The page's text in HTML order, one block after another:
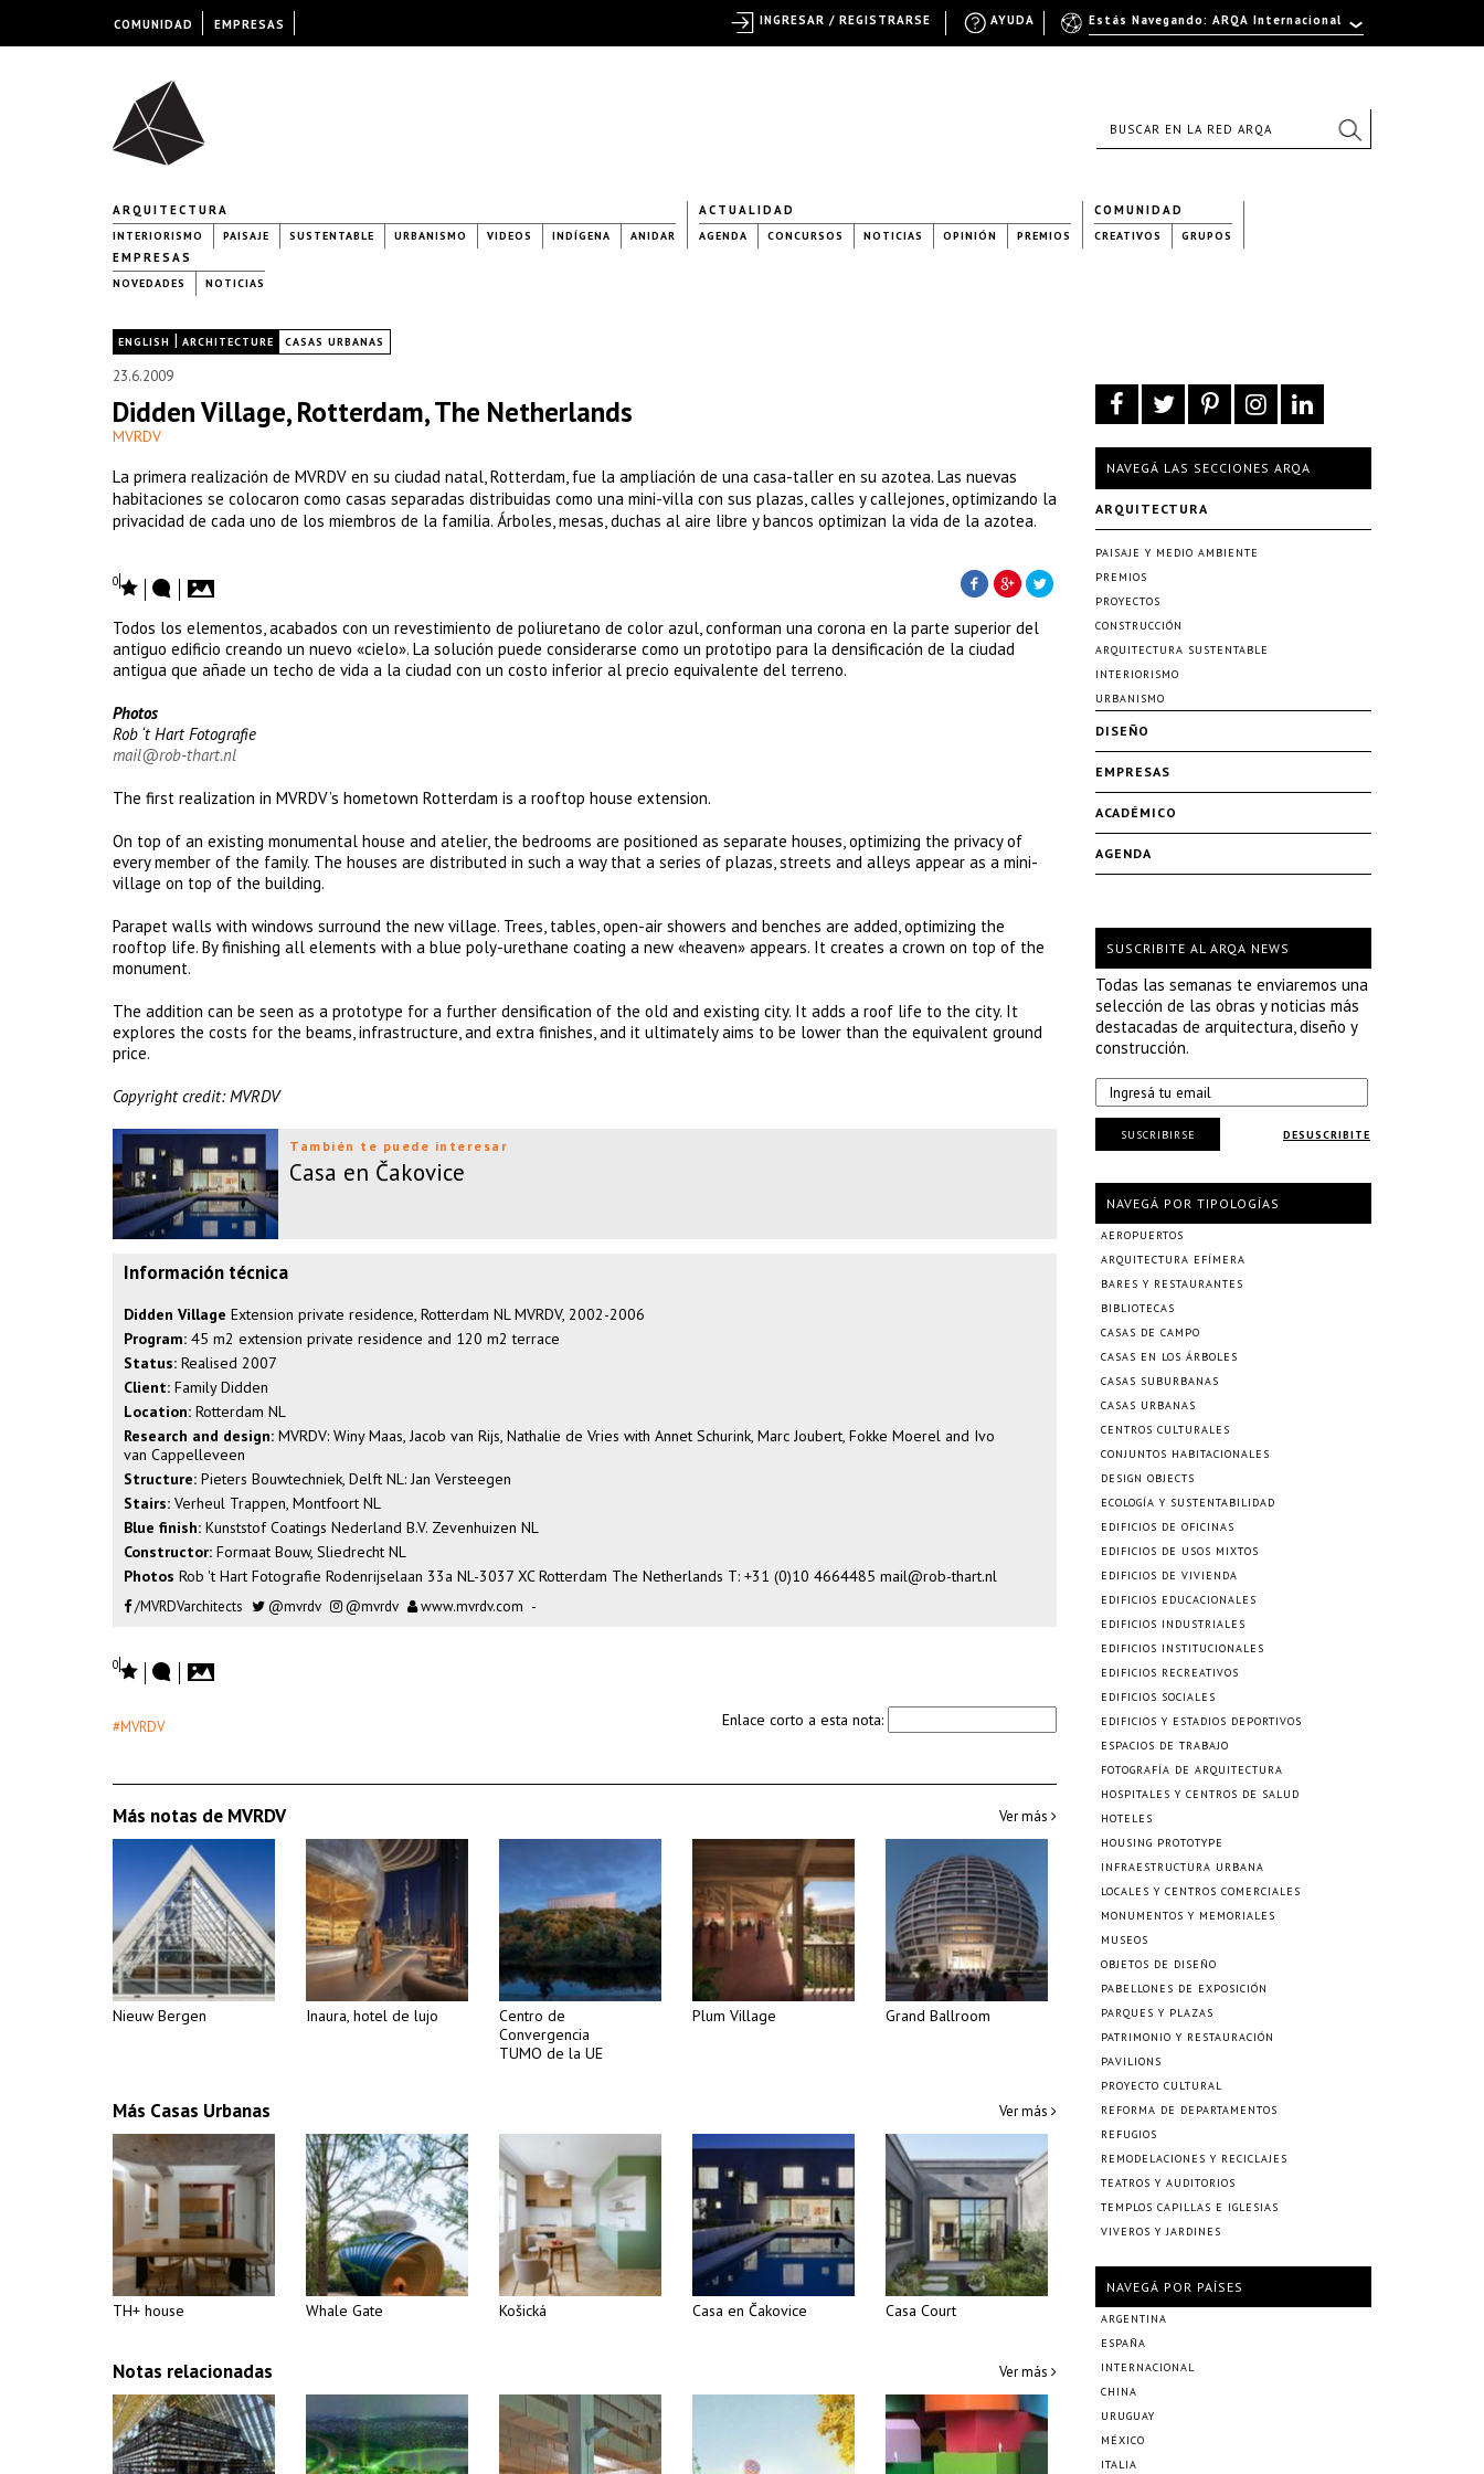
ARQUITECTURA
INTERIORISMO PAISAJE SUSTENTABLE URBANISMO VIDEOS INDÍGENA ANIDAR
ACTUALIDAD
AGENDA CONCURSOS NOTICIAS OPINIÓN PREMIOS
COMUNIDAD
CREATIVOS GRUPOS
EMPRESAS
NOVEDADES NOTICIAS
ENGLISH | ARCHITECTURE CASAS URBANAS
23.6.2009
Didden Village, Rotterdam, The Netherlands
MVRDV
La primera realización de MVRDV en su ciudad natal, Rotterdam, fue la ampliación de una casa-taller en su azotea. Las nuevas
habitaciones se colocaron como casas separadas distribuidas como una mini-villa con sus plazas, calles y callejones, optimizando la
privacidad de cada uno de los miembros de la familia. Árboles, mesas, duchas al aire libre y bancos optimizan la vida de la azotea.
0
Todos los elementos, acabados con un revestimiento de poliuretano de color azul, conforman una corona en la parte superior del
antiguo edificio creando un nuevo «cielo». La solución puede considerarse como un prototipo para la densificación de la ciudad
antigua que añade un techo de vida a la ciudad con un costo inferior al precio equivalente del terreno.
Photos
Rob ‘t Hart Fotografie
mail@rob-thart.nl
The first realization in MVRDV’s hometown Rotterdam is a rooftop house extension.
On top of an existing monumental house and atelier, the bedrooms are positioned as separate houses, optimizing the privacy of
every member of the family. The houses are distributed in such a way that a series of plazas, streets and alleys appear as a mini-
village on top of the building.
Parapet walls with windows surround the new village. Trees, tables, open-air showers and benches are added, optimizing the
rooftop life. By finishing all elements with a blue poly-urethane coating a new «heaven» appears. It creates a crown on top of the
monument.
The addition can be seen as a prototype for a further densification of the old and existing city. It adds a roof life to the city. It
explores the costs for the beams, infrastructure, and extra finishes, and it ultimately aims to be lower than the equivalent ground
price.
Copyright credit: MVRDV
También te puede interesar
Casa en Čakovice
Información técnica
Didden Village Extension private residence, Rotterdam NL MVRDV, 2002-2006
Program: 45 m2 extension private residence and 120 m2 terrace
Status: Realised 2007
Client: Family Didden
Location: Rotterdam NL
Research and design: MVRDV: Winy Maas, Jacob van Rijs, Nathalie de Vries with Annet Schurink, Marc Joubert, Fokke Moerel and Ivo
van Cappelleveen
Structure: Pieters Bouwtechniek, Delft NL: Jan Versteegen
Stairs: Verheul Trappen, Montfoort NL
Blue finish: Kunststof Coatings Nederland B.V. Zevenhuizen NL
Constructor: Formaat Bouw, Sliedrecht NL
Photos Rob 't Hart Fotografie Rodenrijselaan 33a NL-3037 XC Rotterdam The Netherlands T: +31 (0)10 4664485 mail@rob-thart.nl
/MVRDVarchitects @mvrdv @mvrdv www.mvrdv.com -
0
#MVRDV Enlace corto a esta nota:
Más notas de MVRDV Ver más
Nieuw Bergen Inaura, hotel de lujo
Centro de
Convergencia
TUMO de la UE
Plum Village Grand Ballroom
Más Casas Urbanas Ver más
TH+ house Whale Gate Košická Casa en Čakovice Casa Court
Notas relacionadas Ver más
NAVEGÁ LAS SECCIONES ARQA
ARQUITECTURA
PAISAJE Y MEDIO AMBIENTE
PREMIOS
PROYECTOS
CONSTRUCCIÓN
ARQUITECTURA SUSTENTABLE
INTERIORISMO
URBANISMO
DISEÑO
EMPRESAS
ACADÉMICO
AGENDA
SUSCRIBITE AL ARQA NEWS
Todas las semanas te enviaremos una
selección de las obras y noticias más
destacadas de arquitectura, diseño y
construcción.
DESUSCRIBITE
SUSCRIBIRSE
NAVEGÁ POR TIPOLOGÍAS
AEROPUERTOS
ARQUITECTURA EFÍMERA
BARES Y RESTAURANTES
BIBLIOTECAS
CASAS DE CAMPO
CASAS EN LOS ÁRBOLES
CASAS SUBURBANAS
CASAS URBANAS
CENTROS CULTURALES
CONJUNTOS HABITACIONALES
DESIGN OBJECTS
ECOLOGÍA Y SUSTENTABILIDAD
EDIFICIOS DE OFICINAS
EDIFICIOS DE USOS MIXTOS
EDIFICIOS DE VIVIENDA
EDIFICIOS EDUCACIONALES
EDIFICIOS INDUSTRIALES
EDIFICIOS INSTITUCIONALES
EDIFICIOS RECREATIVOS
EDIFICIOS SOCIALES
EDIFICIOS Y ESTADIOS DEPORTIVOS
ESPACIOS DE TRABAJO
FOTOGRAFÍA DE ARQUITECTURA
HOSPITALES Y CENTROS DE SALUD
HOTELES
HOUSING PROTOTYPE
INFRAESTRUCTURA URBANA
LOCALES Y CENTROS COMERCIALES
MONUMENTOS Y MEMORIALES
MUSEOS
OBJETOS DE DISEÑO
PABELLONES DE EXPOSICIÓN
PARQUES Y PLAZAS
PATRIMONIO Y RESTAURACIÓN
PAVILIONS
PROYECTO CULTURAL
REFORMA DE DEPARTAMENTOS
REFUGIOS
REMODELACIONES Y RECICLAJES
TEATROS Y AUDITORIOS
TEMPLOS CAPILLAS E IGLESIAS
VIVEROS Y JARDINES
NAVEGÁ POR PAÍSES
ARGENTINA
ESPAÑA
INTERNACIONAL
CHINA
URUGUAY
MÉXICO
ITALIA
COMUNIDAD EMPRESAS Estás Navegando: ARQA Internacional
AYUDA
INGRESAR / REGISTRARSE